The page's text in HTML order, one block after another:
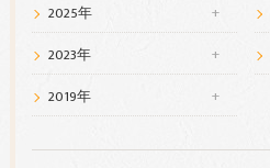
2025年
2023年
2019年